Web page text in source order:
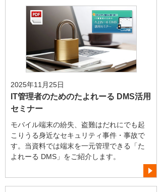
2025年11月25日
IT管理者のためのたよれーる DMS活用
セミナー
モバイル端末の紛失、盗難はだれにでも起
こりうる身近なセキュリティ事件・事故で
す。当資料では端末を一元管理できる「た
よれーる DMS」をご紹介します。